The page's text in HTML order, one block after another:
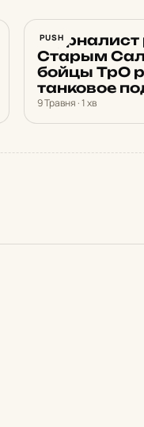
PUSH
Журналист
Старым
бойцы ТрО
танковое
9 Травня · 1 хв